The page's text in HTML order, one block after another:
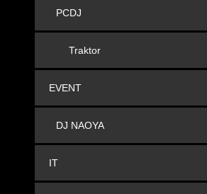
PCDJ
Traktor
EVENT
DJ NAOYA
IT